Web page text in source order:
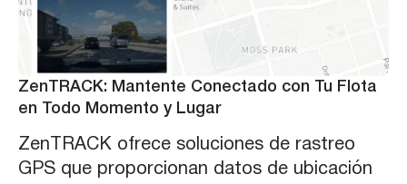
ZenTRACK: Mantente Conectado con Tu Flota
en Todo Momento y Lugar
ZenTRACK ofrece soluciones de rastreo
GPS que proporcionan datos de ubicación